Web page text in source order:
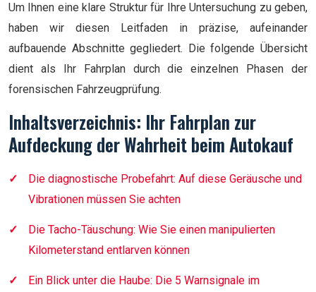
Um Ihnen eine klare Struktur für Ihre Untersuchung zu geben,
haben wir diesen Leitfaden in präzise, aufeinander
aufbauende Abschnitte gegliedert. Die folgende Übersicht
dient als Ihr Fahrplan durch die einzelnen Phasen der
forensischen Fahrzeugprüfung.
Inhaltsverzeichnis: Ihr Fahrplan zur
Aufdeckung der Wahrheit beim Autokauf
Die diagnostische Probefahrt: Auf diese Geräusche und
Vibrationen müssen Sie achten
Die Tacho-Täuschung: Wie Sie einen manipulierten
Kilometerstand entlarven können
Ein Blick unter die Haube: Die 5 Warnsignale im